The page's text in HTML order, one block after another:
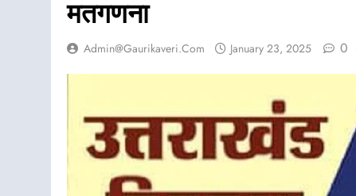
मतगणना
Admin@gaurikaveri.com January 23, 2025 0